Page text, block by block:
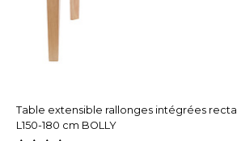
Table extensible rallonges intégrées
L150-180 cm BOLLY